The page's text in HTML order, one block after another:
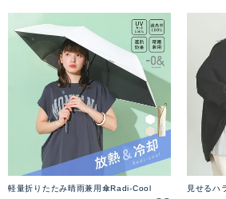
軽量折りたたみ晴雨兼用傘Radi-Cool 見せるハ